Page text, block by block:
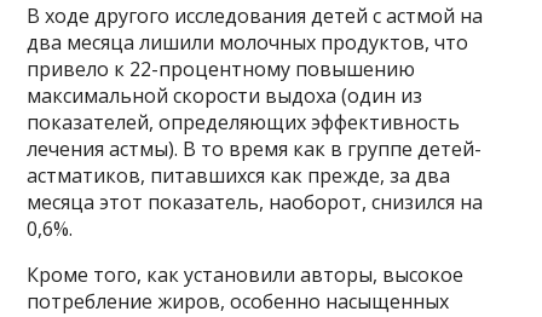
В ходе другого исследования детей с астмой на
два месяца лишили молочных продуктов, что
привело к 22-процентному повышению
максимальной скорости выдоха (один из
показателей, определяющих эффективность
лечения астмы). В то время как в группе детей-
астматиков, питавшихся как прежде, за два
месяца этот показатель, наоборот, снизился на
0,6%.
Кроме того, как установили авторы, высокое
потребление жиров, особенно насыщенных